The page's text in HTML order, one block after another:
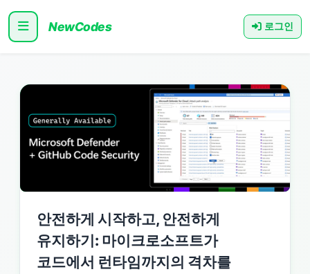
NewCodes 로그인
안전하게 시작하고, 안전하게
유지하기: 마이크로소프트가
코드에서 런타임까지의 격차를